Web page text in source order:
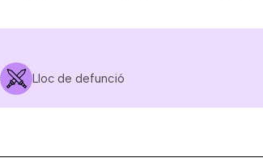
Lloc de defunció